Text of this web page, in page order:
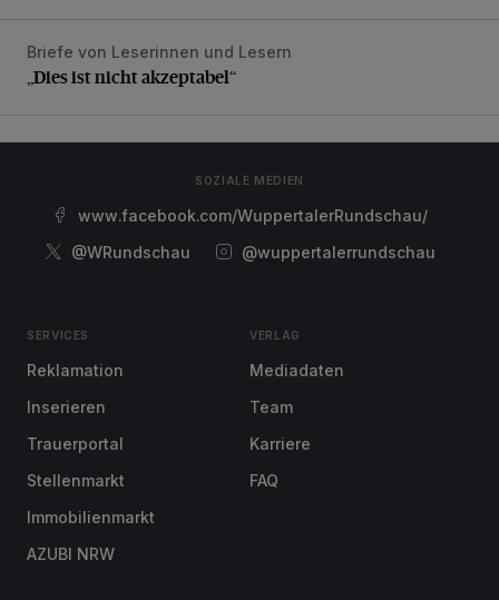
„Dies ist nicht akzeptabel“
Briefe von Leserinnen und Lesern
„Dies ist nicht akzeptabel“
SOZIALE MEDIEN
www.facebook.com/WuppertalerRundschau/
@WRundschau
@wuppertalerrundschau
SERVICES
Reklamation
Inserieren
Trauerportal
Stellenmarkt
Immobilienmarkt
AZUBI NRW
VERLAG
Mediadaten
Team
Karriere
FAQ